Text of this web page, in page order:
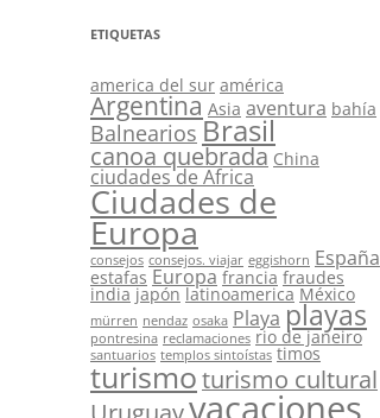
ETIQUETAS
america del sur américa
Argentina Asia aventura bahía
Balnearios Brasil
canoa quebrada China
ciudades de Africa
Ciudades de
Europa
consejos consejos. viajar eggishorn España
estafas Europa francia fraudes
india japón latinoamerica México
mürren nendaz osaka Playa playas
pontresina reclamaciones rio de janeiro
santuarios templos sintoístas timos
turismoturismo cultural
vacaciones